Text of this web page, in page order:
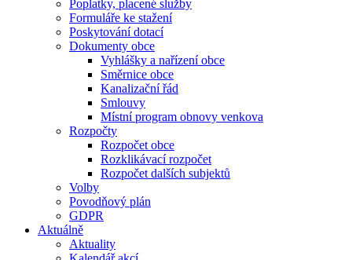
Poplatky, placené služby
Formuláře ke stažení
Poskytování dotací
Dokumenty obce
Vyhlášky a nařízení obce
Směrnice obce
Kanalizační řád
Smlouvy
Místní program obnovy venkova
Rozpočty
Rozpočet obce
Rozklikávací rozpočet
Rozpočet dalších subjektů
Volby
Povodňový plán
GDPR
Aktuálně
Aktuality